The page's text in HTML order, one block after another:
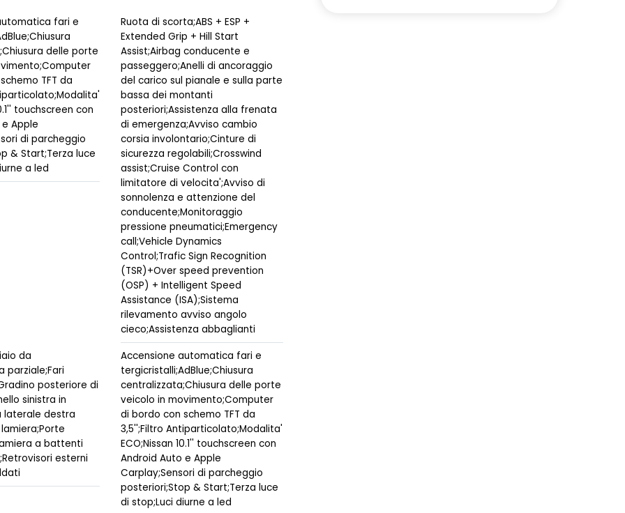
fari e
delle porte
TFT da
touchscreen con
Apple
di parcheggio
& Start;Terza luce
a led
Ruota di scorta;ABS + ESP +
Extended Grip + Hill Start
Assist;Airbag conducente e
passeggero;Anelli di ancoraggio
del carico sul pianale e sulla parte
bassa dei montanti
posteriori;Assistenza alla frenata
di emergenza;Avviso cambio
corsia involontario;Cinture di
sicurezza regolabili;Crosswind
assist;Cruise Control con
limitatore di velocita';Avviso di
sonnolenza e attenzione del
conducente;Monitoraggio
pressione pneumatici;Emergency
call;Vehicle Dynamics
Control;Trafic Sign Recognition
(TSR)+Over speed prevention
(OSP) + Intelligent Speed
Assistance (ISA);Sistema
rilevamento avviso angolo
cieco;Assistenza abbaglianti
da
parziale;Fari
posteriore di
sinistra in
laterale destra
a battenti
esterni
Accensione automatica fari e
tergicristalli;AdBlue;Chiusura
centralizzata;Chiusura delle porte
veicolo in movimento;Computer
di bordo con schemo TFT da
3,5'';Filtro Antiparticolato;Modalita'
ECO;Nissan 10.1'' touchscreen con
Android Auto e Apple
Carplay;Sensori di parcheggio
posteriori;Stop & Start;Terza luce
di stop;Luci diurne a led